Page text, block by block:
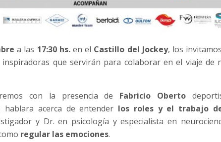
a las 17:30 hs.en el Castillo del Jockey, los
que servirán para colaborar en el viaje de
con la presencia de Fabricio Oberto
acerca de entender los roles y el trabajo
y Dr. en psicología y especialista en
regular las emociones.